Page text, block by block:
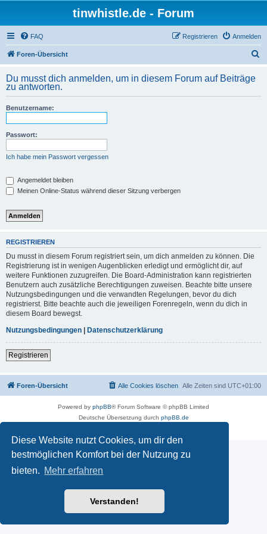
Diese Website nutzt Cookies, um dir den
bestmöglichen Komfort bei der Nutzung zu
bieten. Mehr erfahren
Verstanden!
tinwhistle.de - Forum
FAQ Anmelden
Registrieren
Foren-Übersicht
h
Du musst dich anmelden, um in diesem Forum auf Beiträge
zu antworten.
Benutzername:
Passwort:
Ich habe mein Passwort vergessen
Angemeldet bleiben
Meinen Online-Status während dieser Sitzung verbergen
REGISTRIEREN
Du musst in diesem Forum registriert sein, um dich anmelden zu können. Die
Registrierung ist in wenigen Augenblicken erledigt und ermöglicht dir, auf
weitere Funktionen zuzugreifen. Die Board-Administration kann registrierten
Benutzern auch zusätzliche Berechtigungen zuweisen. Beachte bitte unsere
Nutzungsbedingungen und die verwandten Regelungen, bevor du dich
registrierst. Bitte beachte auch die jeweiligen Forenregeln, wenn du dich in
diesem Board bewegst.
Nutzungsbedingungen | Datenschutzerklärung
Registrieren
Foren-Übersicht Alle Zeiten sind UTC+01:00
Alle Cookies löschen
Powered by phpBB® Forum Software © phpBB Limited
Deutsche Übersetzung durch phpBB.de